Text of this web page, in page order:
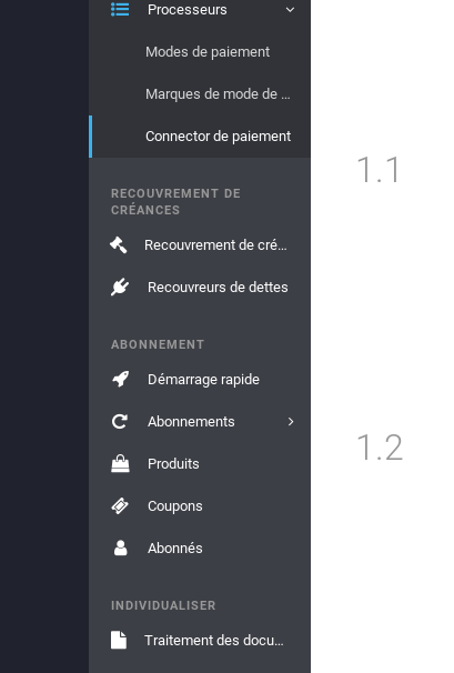
Processeurs
Modes de paiement
Marques de mode de paiement
Connector de paiement
RECOUVREMENT DE
CRÉANCES
Recouvrement de créances
Recouvreurs de dettes
ABONNEMENT
Démarrage rapide
Abonnements
Produits
Coupons
Abonnés
INDIVIDUALISER
Traitement des documents
1.1
1.2